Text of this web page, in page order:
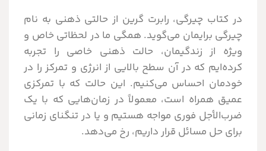
در کتاب چیرگی، رابرت گرین از حالتی ذهنی به نام
چیرگی برایمان می‌گوید. همگی ما در لحظاتی خاص و
ویژه از زندگیمان، حالت ذهنی خاصی را تجربه
کرده‌ایم که در آن سطح بالایی از انرژی و تمرکز را در
خودمان احساس می‌‌کنیم. این حالت که با تمرکزی
عمیق همراه است، معمولاً در زمان‌هایی که با یک
ضرب‌الأجل فوری مواجه هستیم و یا در تنگنای زمانی
برای حل مسائل قرار داریم، رخ می‌دهد.